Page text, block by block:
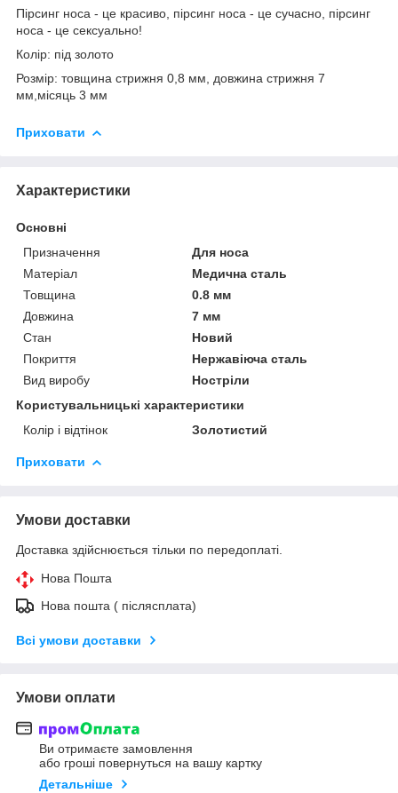
Пірсинг носа - це красиво, пірсинг носа - це сучасно, пірсинг
носа - це сексуально!
Колір: під золото
Розмір: товщина стрижня 0,8 мм, довжина стрижня 7
мм,місяць 3 мм
Приховати
Характеристики
Основні
Призначення
Для носа
Матеріал
Медична сталь
Товщина
0.8 мм
Довжина
7 мм
Стан
Новий
Покриття
Нержавіюча сталь
Вид виробу
Ностріли
Користувальницькі характеристики
Колір і відтінок
Золотистий
Приховати
Умови доставки
Доставка здійснюється тільки по передоплаті.
Нова Пошта
Нова пошта ( післясплата)
Всі умови доставки
Умови оплати
Ви отримаєте замовлення
або гроші повернуться на вашу картку
Детальніше